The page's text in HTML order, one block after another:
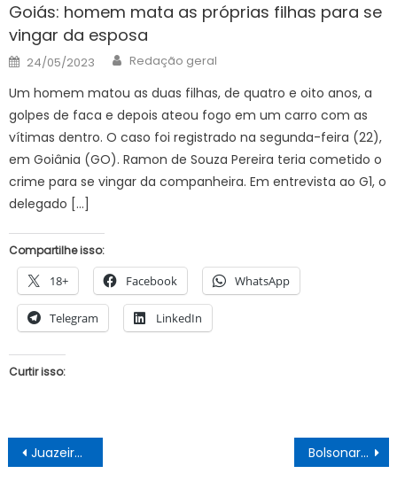
Goiás: homem mata as próprias filhas para se
vingar da esposa
Posted
on
24/05/2023 Author
Redação geral
Um homem matou as duas filhas, de quatro e oito anos, a
golpes de faca e depois ateou fogo em um carro com as
vítimas dentro. O caso foi registrado na segunda-feira (22),
em Goiânia (GO). Ramon de Souza Pereira teria cometido o
crime para se vingar da companheira. Em entrevista ao G1, o
delegado […]
Compartilhe isso:
18+ Facebook WhatsApp
Telegram LinkedIn
Curtir isso:
Navegação
de
Juazeiro: A reeleição de Paulo Bomfim a cada dia mais distante Bolsonaro nomeia almirante, enfraquece ala ideológica e reforça núcleo militar no Planalto